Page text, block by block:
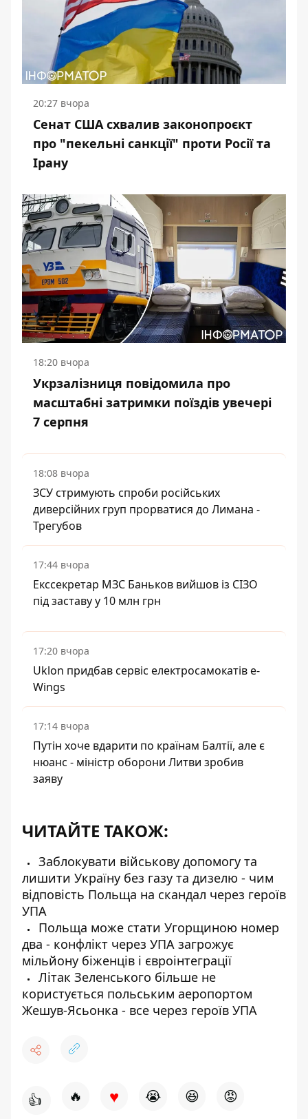
20:27 вчора
Сенат США схвалив законопроєкт
про "пекельні санкції" проти Росії та
Ірану
18:20 вчора
Укрзалізниця повідомила про
масштабні затримки поїздів увечері
7 серпня
18:08 вчора
ЗСУ стримують спроби російських
диверсійних груп прорватися до Лимана -
Трегубов
17:44 вчора
Екссекретар МЗС Баньков вийшов із СІЗО
під заставу у 10 млн грн
17:20 вчора
Uklon придбав сервіс електросамокатів e-
Wings
17:14 вчора
Путін хоче вдарити по країнам Балтії, але є
нюанс - міністр оборони Литви зробив
заяву
ЧИТАЙТЕ ТАКОЖ:
Заблокувати військову допомогу та
лишити Україну без газу та дизелю - чим
відповість Польща на скандал через героїв
УПА
Польща може стати Угорщиною номер
два - конфлікт через УПА загрожує
мільйону біженців і євроінтеграції
Літак Зеленського більше не
користується польським аеропортом
Жешув-Ясьонка - все через героїв УПА
👍 🔥 ♥ 😭 😆 😡